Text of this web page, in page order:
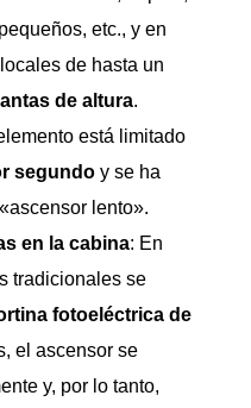
etc., y en
de hasta un
de altura.
está limitado
segundoy se ha
lento».
en la cabina: En
tradicionales se
fotoeléctrica de
el ascensor se
y, por lo tanto,